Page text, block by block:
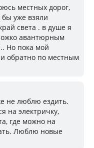
местных дорог,
уже взяли
света . в душе я
авантюрным
Но пока мой
обратно по местным
не люблю ездить.
на электричку,
где можно на
Люблю новые